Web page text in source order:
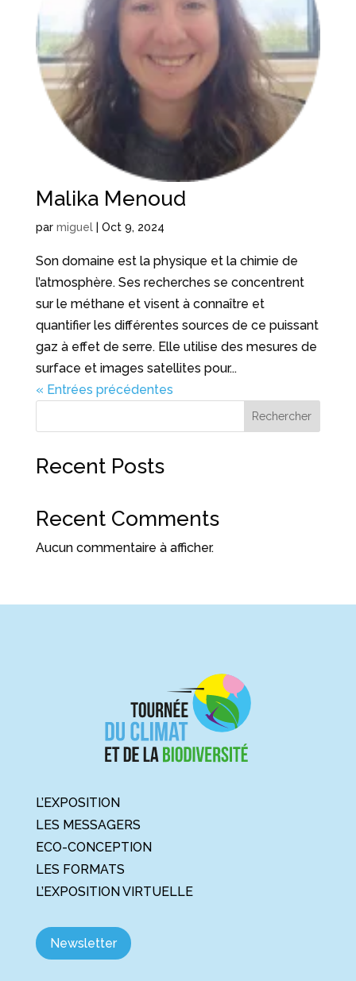
Malika Menoud
par miguel| Oct 9, 2024
Son domaine est la physique et la chimie de
l’atmosphère. Ses recherches se concentrent
sur le méthane et visent à connaître et
quantifier les différentes sources de ce puissant
gaz à effet de serre. Elle utilise des mesures de
surface et images satellites pour...
« Entrées précédentes
Rechercher
Recent Posts
Recent Comments
Aucun commentaire à afficher.
L’EXPOSITION
LES MESSAGERS
ECO-CONCEPTION
LES FORMATS
L’EXPOSITION VIRTUELLE
Newsletter